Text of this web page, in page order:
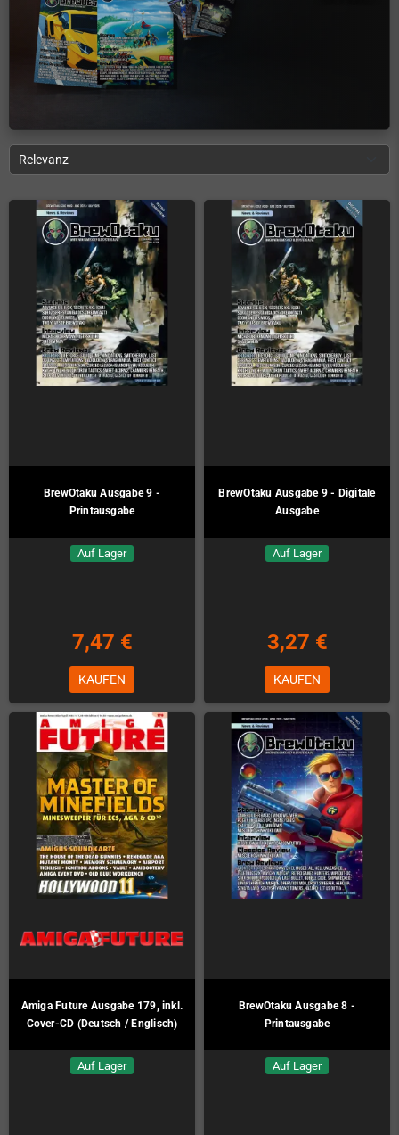
Relevanz
BrewOtaku Ausgabe 9 -
Printausgabe
Auf Lager
7,47 €
KAUFEN
BrewOtaku Ausgabe 9 - Digitale
Ausgabe
Auf Lager
3,27 €
KAUFEN
Amiga Future Ausgabe 179, inkl.
Cover-CD (Deutsch / Englisch)
Auf Lager
BrewOtaku Ausgabe 8 -
Printausgabe
Auf Lager